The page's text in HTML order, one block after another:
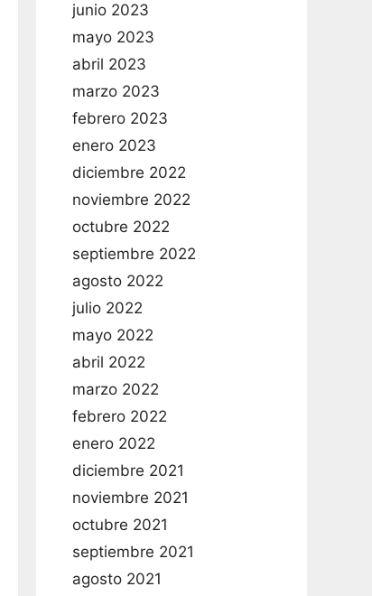
junio 2023
mayo 2023
abril 2023
marzo 2023
febrero 2023
enero 2023
diciembre 2022
noviembre 2022
octubre 2022
septiembre 2022
agosto 2022
julio 2022
mayo 2022
abril 2022
marzo 2022
febrero 2022
enero 2022
diciembre 2021
noviembre 2021
octubre 2021
septiembre 2021
agosto 2021